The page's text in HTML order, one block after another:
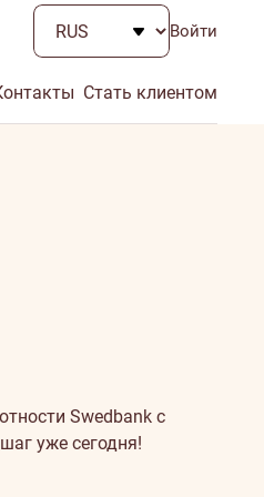
Войти
Стать клиентом
Swedbank с
уже сегодня!